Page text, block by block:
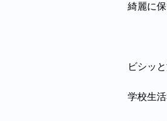
綺麗に
ビシッ
学校生